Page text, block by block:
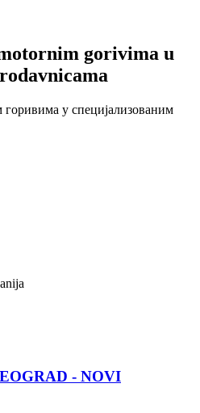
gorivima u
у специјализованим
- NOVI